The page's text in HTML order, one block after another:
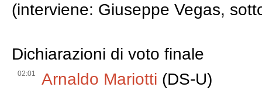
(interviene: Giuseppe Vegas,
Dichiarazioni di voto finale
02:01 Arnaldo Mariotti (DS-U)